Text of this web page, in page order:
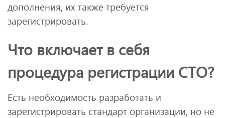
дополнения, их также требуется
зарегистрировать.
Что включает в себя
процедура регистрации СТО?
Есть необходимость разработать и
зарегистрировать стандарт организации, но не